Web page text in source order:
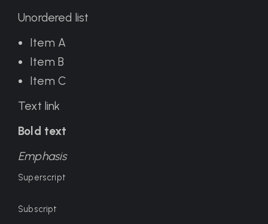
Unordered list
Item A
Item B
Item C
Text link
Bold text
Emphasis
Superscript
Subscript